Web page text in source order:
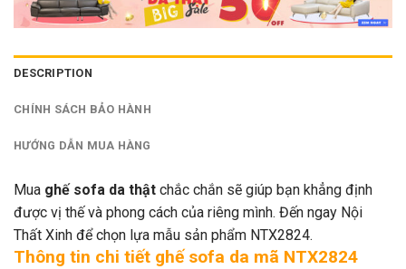
DESCRIPTION
CHÍNH SÁCH BẢO HÀNH
HƯỚNG DẪN MUA HÀNG
Mua ghế sofa da thật chắc chắn sẽ giúp bạn khẳng định
được vị thế và phong cách của riêng mình. Đến ngay Nội
Thất Xinh để chọn lựa mẫu sản phẩm NTX2824.
Thông tin chi tiết ghế sofa da mã NTX2824